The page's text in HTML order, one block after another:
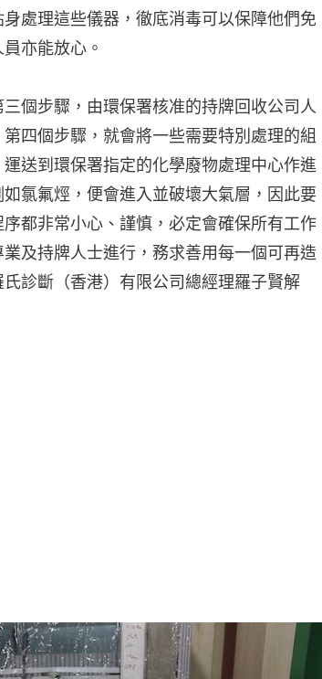
處理這些儀器，徹底消毒可以保障他們免
亦能放心。
個步驟，由環保署核准的持牌回收公司人
四個步驟，就會將一些需要特別處理的組
送到環保署指定的化學廢物處理中心作進
氯氟烴，便會進入並破壞大氣層，因此要
都非常小心、謹慎，必定會確保所有工作
及持牌人士進行，務求善用每一個可再造
診斷（香港）有限公司總經理羅子賢解